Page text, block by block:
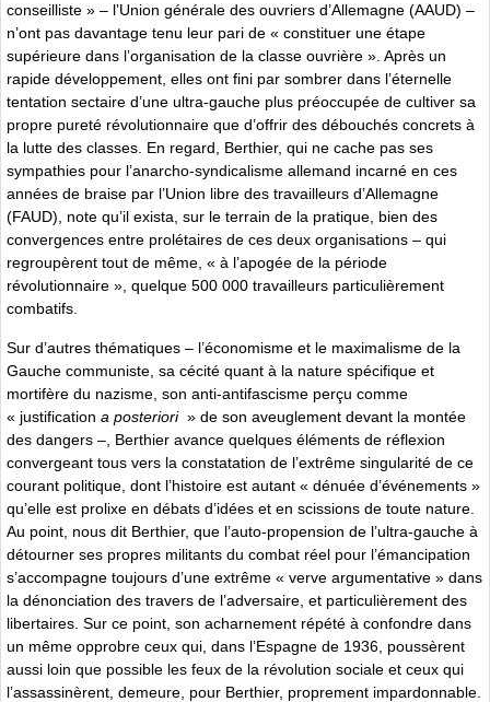
conseilliste » – l’Union générale des ouvriers d’Allemagne (AAUD) –
n’ont pas davantage tenu leur pari de « constituer une étape
supérieure dans l’organisation de la classe ouvrière ». Après un
rapide développement, elles ont fini par sombrer dans l’éternelle
tentation sectaire d’une ultra-gauche plus préoccupée de cultiver sa
propre pureté révolutionnaire que d’offrir des débouchés concrets à
la lutte des classes. En regard, Berthier, qui ne cache pas ses
sympathies pour l’anarcho-syndicalisme allemand incarné en ces
années de braise par l’Union libre des travailleurs d’Allemagne
(FAUD), note qu’il exista, sur le terrain de la pratique, bien des
convergences entre prolétaires de ces deux organisations – qui
regroupèrent tout de même, « à l’apogée de la période
révolutionnaire », quelque 500 000 travailleurs particulièrement
combatifs.
Sur d’autres thématiques – l’économisme et le maximalisme de la
Gauche communiste, sa cécité quant à la nature spécifique et
mortifère du nazisme, son anti-antifascisme perçu comme
« justification a posteriori » de son aveuglement devant la montée
des dangers –, Berthier avance quelques éléments de réflexion
convergeant tous vers la constatation de l’extrême singularité de ce
courant politique, dont l’histoire est autant « dénuée d’événements »
qu’elle est prolixe en débats d’idées et en scissions de toute nature.
Au point, nous dit Berthier, que l’auto-propension de l’ultra-gauche à
détourner ses propres militants du combat réel pour l’émancipation
s’accompagne toujours d’une extrême « verve argumentative » dans
la dénonciation des travers de l’adversaire, et particulièrement des
libertaires. Sur ce point, son acharnement répété à confondre dans
un même opprobre ceux qui, dans l’Espagne de 1936, poussèrent
aussi loin que possible les feux de la révolution sociale et ceux qui
l’assassinèrent, demeure, pour Berthier, proprement impardonnable.